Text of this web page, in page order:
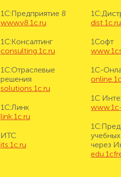
1С:Предприятие 8
www.v8.1c.ru
1С:Консалтинг
consulting.1c.ru
1С:Отраслевые
решения
solutions.1c.ru
1С:Линк
link.1c.ru
ИТС
its.1c.ru
dist.1c.ru
1Софт
1С-
1С
через